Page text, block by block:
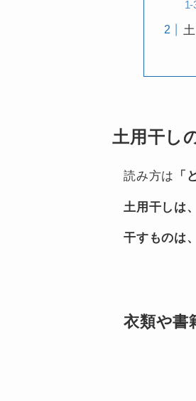
土用干し
読み方は 「
土用干しは
干すものは
衣類や書